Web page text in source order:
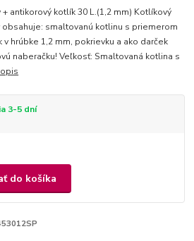
antikorový kotlík 30 L.(1,2 mm) Kotlíkový
smaltovanú kotlinu s priemerom
v hrúbke 1,2 mm, pokrievku a ako darček
naberačku! Veľkosť: Smaltovaná kotlina s
3-5 dní
do košíka